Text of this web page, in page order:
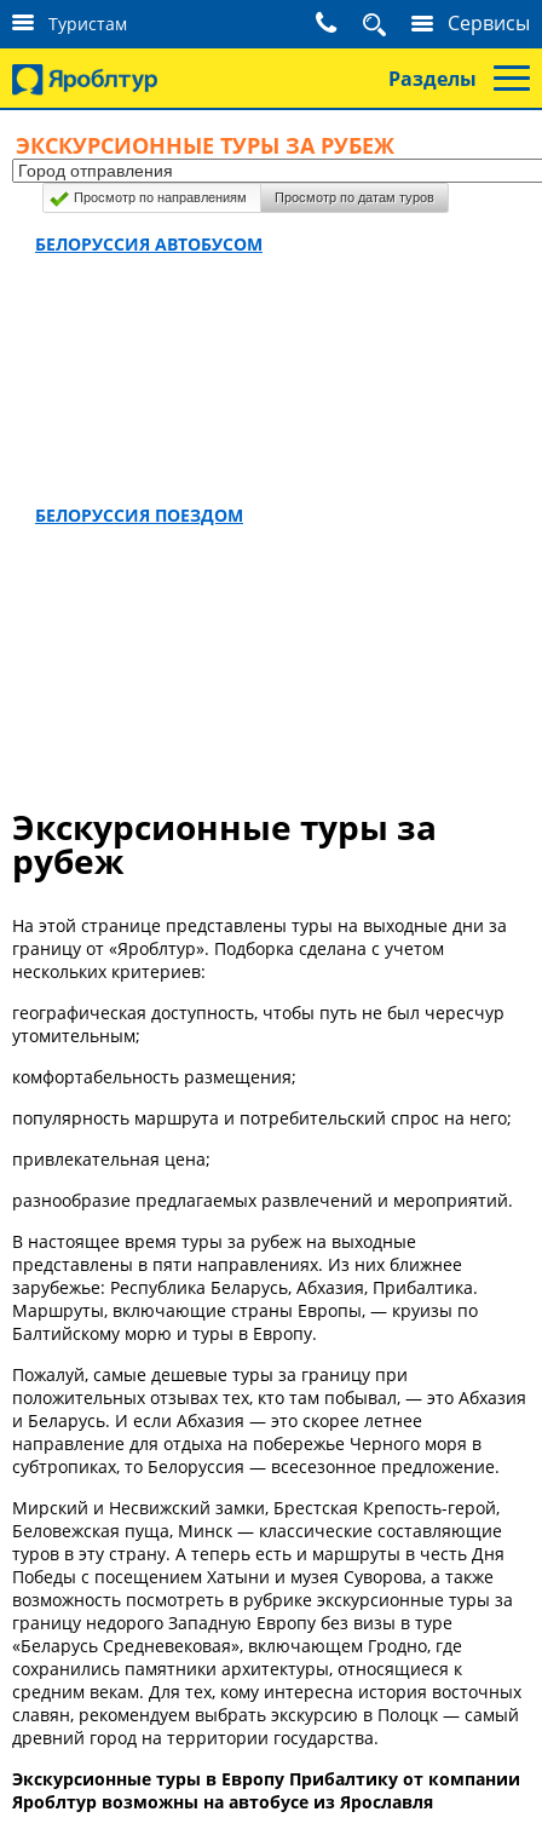
Туристам
К
о
а
к
т
ы
т
Сервисы
Разделы
ЭКСКУРСИОННЫЕ ТУРЫ ЗА РУБЕЖ
Просмотр по направлениям Просмотр по датам туров
БЕЛОРУССИЯ АВТОБУСОМ
БЕЛОРУССИЯ ПОЕЗДОМ
Экскурсионные туры за
рубеж
На этой странице представлены туры на выходные дни за
границу от «Яроблтур». Подборка сделана с учетом
нескольких критериев:
географическая доступность, чтобы путь не был чересчур
утомительным;
комфортабельность размещения;
популярность маршрута и потребительский спрос на него;
привлекательная цена;
разнообразие предлагаемых развлечений и мероприятий.
В настоящее время туры за рубеж на выходные
представлены в пяти направлениях. Из них ближнее
зарубежье: Республика Беларусь, Абхазия, Прибалтика.
Маршруты, включающие страны Европы, — круизы по
Балтийскому морю и туры в Европу.
Пожалуй, самые дешевые туры за границу при
положительных отзывах тех, кто там побывал, — это Абхазия
и Беларусь. И если Абхазия — это скорее летнее
направление для отдыха на побережье Черного моря в
субтропиках, то Белоруссия — всесезонное предложение.
Мирский и Несвижский замки, Брестская Крепость-герой,
Беловежская пуща, Минск — классические составляющие
туров в эту страну. А теперь есть и маршруты в честь Дня
Победы с посещением Хатыни и музея Суворова, а также
возможность посмотреть в рубрике экскурсионные туры за
границу недорого Западную Европу без визы в туре
«Беларусь Средневековая», включающем Гродно, где
сохранились памятники архитектуры, относящиеся к
средним векам. Для тех, кому интересна история восточных
славян, рекомендуем выбрать экскурсию в Полоцк — самый
древний город на территории государства.
Экскурсионные туры в Европу Прибалтику от компании
Яроблтур возможны на автобусе из Ярославля